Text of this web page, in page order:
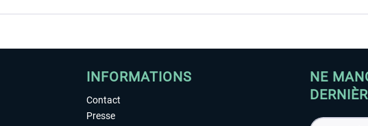
INFORMATIONS
Contact
Presse
NE